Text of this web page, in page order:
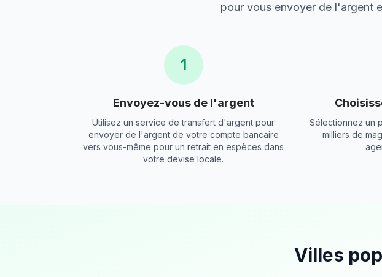
pour vous envoyer de l'argent
1
Envoyez-vous de l'argent
Utilisez un service de transfert d'argent pour
envoyer de l'argent de votre compte bancaire
vers vous-même pour un retrait en espèces dans
votre devise locale.
Sélectionnez un
milliers de
Villes